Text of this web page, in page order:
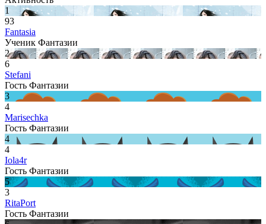
1
93
Fantasia
Ученик Фантазии
2
6
Stefani
Гость Фантазии
3
4
Marisechka
Гость Фантазии
4
4
Iola4r
Гость Фантазии
5
3
RitaPort
Гость Фантазии